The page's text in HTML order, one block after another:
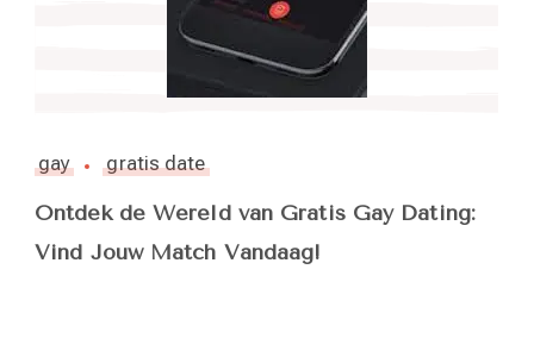
gay gratis date
Ontdek de Wereld van Gratis Gay Dating:
Vind Jouw Match Vandaag!